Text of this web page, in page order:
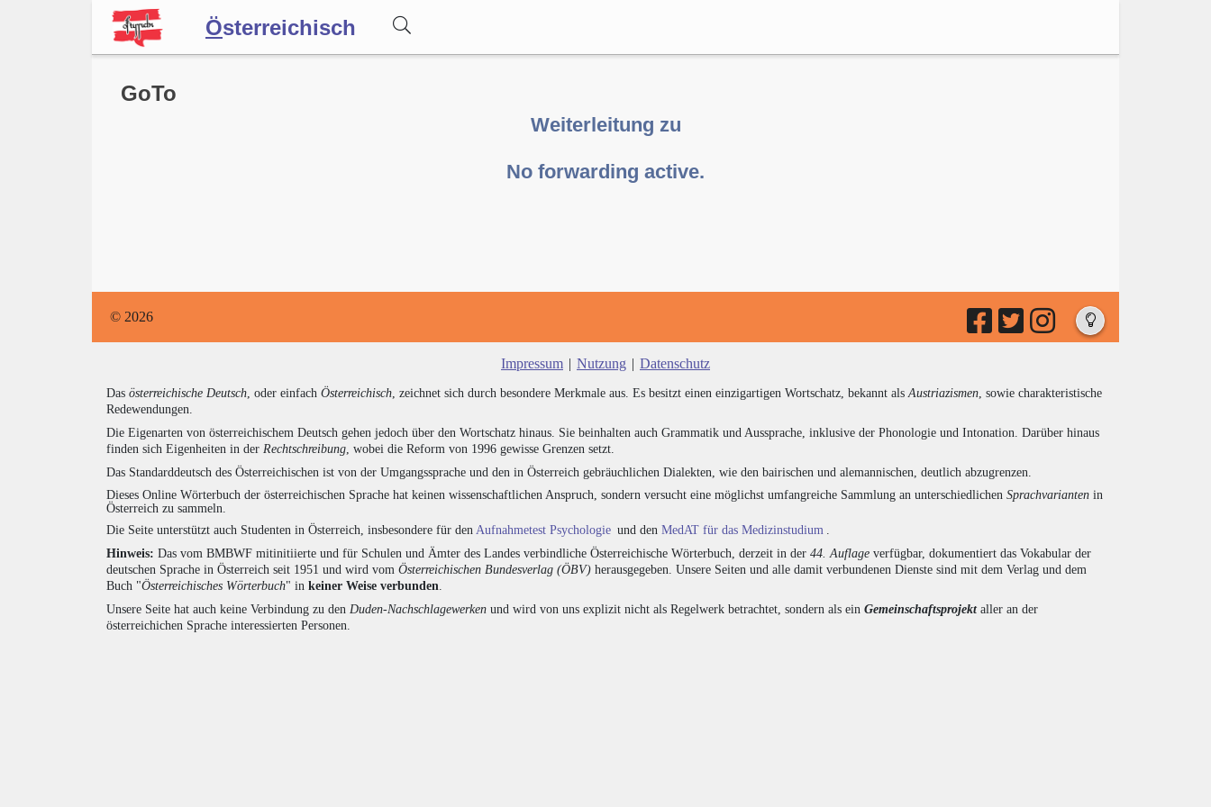
Österreichisch
Wörterbuch
GoTo
Weiterleitung zu
No forwarding active.
© 2026
Impressum | Nutzung | Datenschutz
Das österreichische Deutsch , oder einfach Österreichisch , zeichnet sich durch besondere Merkmale aus. Es besitzt einen einzigartigen Wortschatz, bekannt als Austriazismen , sowie charakteristische
Redewendungen.
Die Eigenarten von österreichischem Deutsch gehen jedoch über den Wortschatz hinaus. Sie beinhalten auch Grammatik und Aussprache, inklusive der Phonologie und Intonation. Darüber hinaus
finden sich Eigenheiten in der Rechtschreibung , wobei die Reform von 1996 gewisse Grenzen setzt.
Das Standarddeutsch des Österreichischen ist von der Umgangssprache und den in Österreich gebräuchlichen Dialekten, wie den bairischen und alemannischen, deutlich abzugrenzen.
Dieses Online Wörterbuch der österreichischen Sprache hat keinen wissenschaftlichen Anspruch, sondern versucht eine möglichst umfangreiche Sammlung an unterschiedlichen Sprachvarianten in
Österreich zu sammeln.
Die Seite unterstützt auch Studenten in Österreich, insbesondere für den Aufnahmetest Psychologie und den MedAT für das Medizinstudium
Hinweis: Das vom BMBWF mitinitiierte und für Schulen und Ämter des Landes verbindliche Österreichische Wörterbuch, derzeit in der 44. Auflage verfügbar, dokumentiert das Vokabular der
deutschen Sprache in Österreich seit 1951 und wird vom Österreichischen Bundesverlag (ÖBV) herausgegeben. Unsere Seiten und alle damit verbundenen Dienste sind mit dem Verlag und dem
Buch "Österreichisches Wörterbuch" in keiner Weise verbunden
Unsere Seite hat auch keine Verbindung zu den Duden-Nachschlagewerken und wird von uns explizit nicht als Regelwerk betrachtet, sondern als ein Gemeinschaftsprojektaller an der
österreichichen Sprache interessierten Personen.